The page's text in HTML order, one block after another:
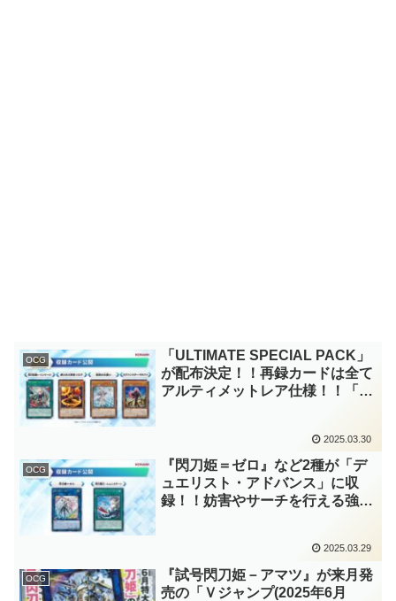
OCG
「ULTIMATE SPECIAL PACK」
が配布決定！！再録カードは全て
アルティメットレア仕様！！「閃
ク」産テーマから選出されていま
すね～。【遊戯王OCG】
2025.03.30
OCG
『閃刀姫＝ゼロ』など2種が「デ
ュエリスト・アドバンス」に収
録！！妨害やサーチを行える強力
ーを回収できる除去札まで貰えて
いるだと……？(驚愕)【遊戯王
OCG】
2025.03.29
OCG
『試号閃刀姫－アマツ』が来月発
売の「Ｖジャンプ(2025年6月